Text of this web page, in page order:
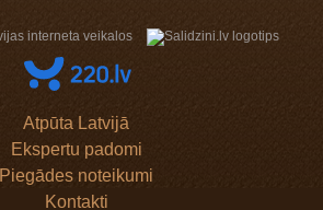
Atpūta Latvijā
Ekspertu padomi
Piegādes noteikumi
Kontakti